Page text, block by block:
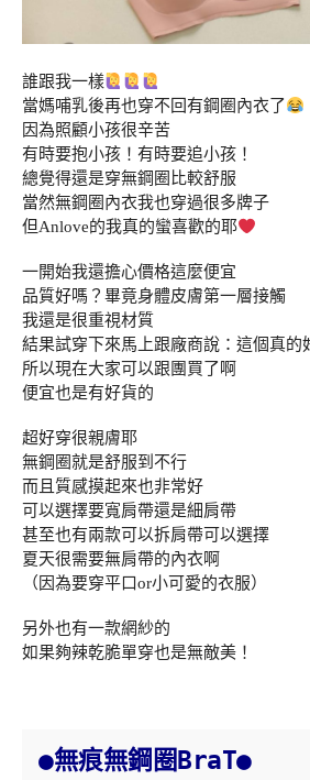
誰跟我一樣
當媽哺乳後再也穿不回有鋼圈內衣了
因為照顧小孩很辛苦
有時要抱小孩！有時要追小孩！
總覺得還是穿無鋼圈比較舒服
當然無鋼圈內衣我也穿過很多牌子
但Anlove的我真的蠻喜歡的耶
一開始我還擔心價格這麼便宜
品質好嗎？畢竟身體皮膚第一層接觸
我還是很重視材質
結果試穿下來馬上跟廠商說：這個真的
所以現在大家可以跟團買了啊
便宜也是有好貨的
超好穿很親膚耶
無鋼圈就是舒服到不行
而且質感摸起來也非常好
可以選擇要寬肩帶還是細肩帶
甚至也有兩款可以拆肩帶可以選擇
夏天很需要無肩帶的內衣啊
（因為要穿平口or小可愛的衣服）
另外也有一款網紗的
如果夠辣乾脆單穿也是無敵美！
●無痕無鋼圈BraT●